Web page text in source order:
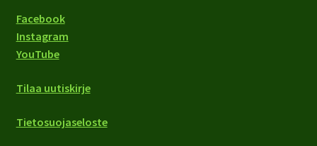
Facebook
Instagram
YouTube
Tilaa uutiskirje
Tietosuojaseloste